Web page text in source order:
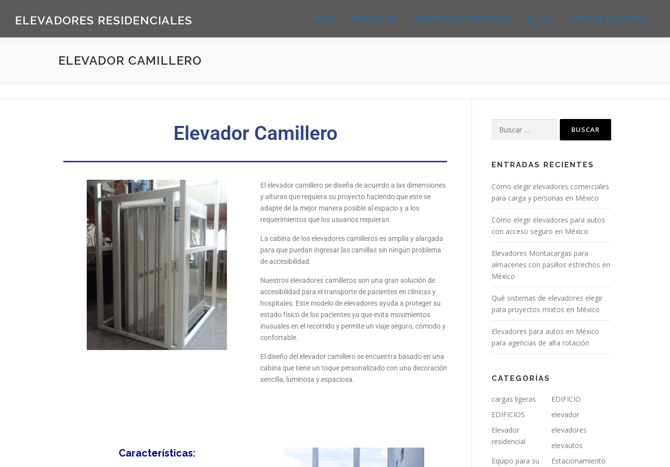
ELEVADORES RESIDENCIALES INICIO PRODUCTOS SOLICITE UNA COTIZACIÓN BLOG ACERCA DE NOSOTROS
ELEVADOR CAMILLERO
Elevador Camillero
El elevador camillero se diseña de acuerdo a las dimensiones
y alturas que requiera su proyecto haciendo que este se
adapte de la mejor manera posible al espacio y a los
requerimientos que los usuarios requieran.
La cabina de los elevadores camilleros es amplia y alargada
para que puedan ingresar las camillas sin ningún problema
de accesibilidad.
Nuestros elevadores camilleros son una gran solución de
accesibilidad para el transporte de pacientes en clínicas y
hospitales. Este modelo de elevadores ayuda a proteger su
estado físico de los pacientes ya que evita movimientos
inusuales en el recorrido y permite un viaje seguro, cómodo y
confortable.
El diseño del elevador camillero se encuentra basado en una
cabina que tiene un toque personalizado con una decoración
sencilla, luminosa y espaciosa.
Características:
ENTRADAS RECIENTES
Cómo elegir elevadores comerciales
para carga y personas en México
Cómo elegir elevadores para autos
con acceso seguro en México
Elevadores Montacargas para
almacenes con pasillos estrechos en
México
Qué sistemas de elevadores elegir
para proyectos mixtos en México
Elevadores para autos en México
para agencias de alta rotación
CATEGORÍAS
cargas ligeras
EDIFICIO
EDIFICIOS
elevador
Elevador
residencial
elevadores
elevautos
Equipo para su
Estacionamiento